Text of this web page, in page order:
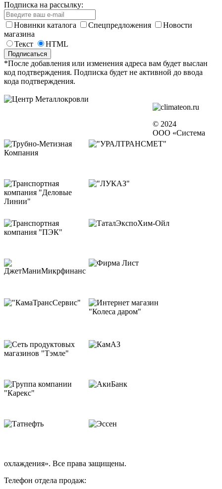
Подписка на рассылку:
Новинки каталога Спецпредложения
Новости
магазина
Текст
HTML
*После добавления или изменения адреса вам будет выслан
код подтверждения. Подписка будет не активной до ввода
кода подтверждения.
© 2024
ООО «Система
охлаждения». Все права защищены.
Телефон отдела продаж: